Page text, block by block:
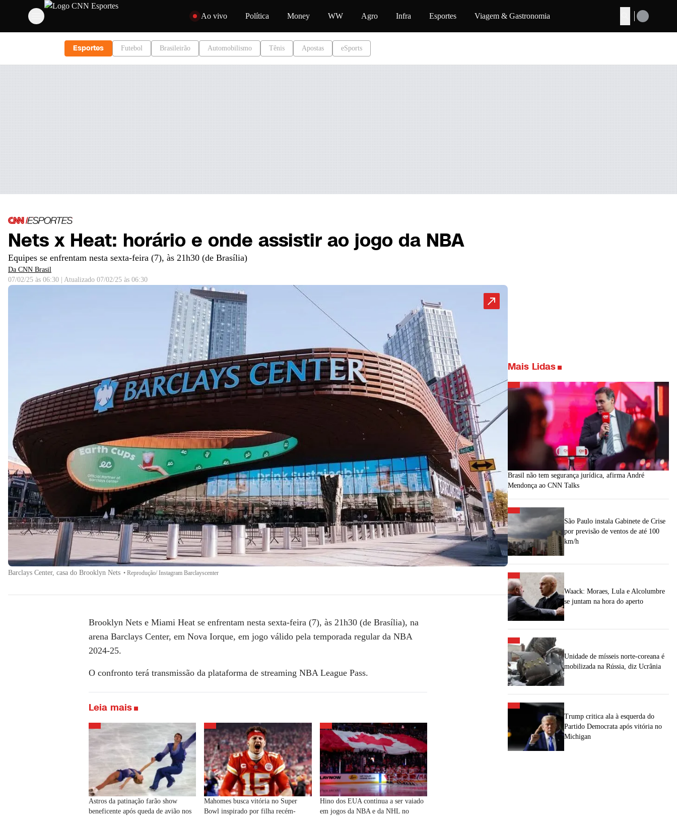
Buscar
Pular para o conteúdo
Ao vivo Política Money WW Agro Infra Esportes Viagem & Gastronomia
Esportes Futebol Brasileirão Automobilismo Tênis Apostas eSports
Nets x Heat: horário e onde assistir ao jogo da NBA
Equipes se enfrentam nesta sexta-feira (7), às 21h30 (de Brasília)
Da CNN Brasil
07/02/25 às 06:30
Atualizado 07/02/25 às 06:30
Barclays Center, casa do Brooklyn Nets • Reprodução/ Instagram Barclayscenter
Brooklyn Nets e Miami Heat se enfrentam nesta sexta-feira (7), às 21h30 (de Brasília), na
arena Barclays Center, em Nova Iorque, em jogo válido pela temporada regular da NBA
2024-25.
O confronto terá transmissão da plataforma de streaming NBA League Pass.
Leia mais
Astros da patinação farão show
beneficente após queda de avião nos
Mahomes busca vitória no Super
Bowl inspirado por filha recém-
Hino dos EUA continua a ser vaiado
em jogos da NBA e da NHL no
Mais Lidas
Brasil não tem segurança jurídica, afirma André
Mendonça ao CNN Talks
São Paulo instala Gabinete de Crise
por previsão de ventos de até 100
km/h
Waack: Moraes, Lula e Alcolumbre
se juntam na hora do aperto
Unidade de mísseis norte-coreana é
mobilizada na Rússia, diz Ucrânia
Trump critica ala à esquerda do
Partido Democrata após vitória no
Michigan